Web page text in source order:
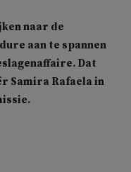
naar de
aan te spannen
Dat
Samira Rafaela in